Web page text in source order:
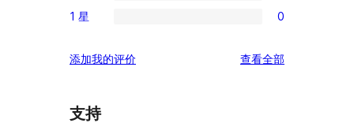
评星
价
3
评
条
星
价
0
1
评
1 星 0
添加我的评价 查看全部评
支持